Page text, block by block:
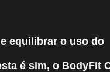
equilibrar o uso do
é sim, o BodyFit